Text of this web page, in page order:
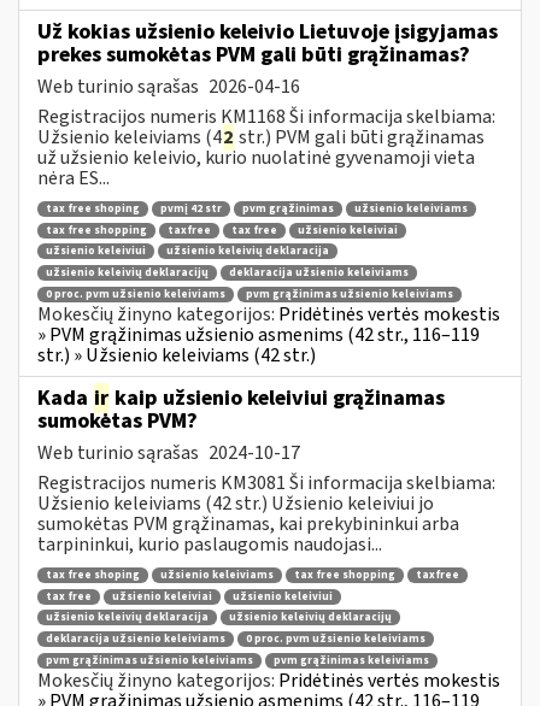
Už kokias užsienio keleivio Lietuvoje įsigyjamas
prekes sumokėtas PVM gali būti grąžinamas?
Web turinio sąrašas 2026-04-16
Registracijos numeris KM1168 Ši informacija skelbiama:
Užsienio keleiviams (42 str.) PVM gali būti grąžinamas
už užsienio keleivio, kurio nuolatinė gyvenamoji vieta
nėra ES...
tax free shoping pvmį 42 str pvm grąžinimas
užsienio keleiviams
tax free shopping
taxfree tax free
užsienio keleiviai
užsienio keleiviui
užsienio keleivių deklaracija
užsienio keleivių deklaracijų
deklaracija užsienio keleiviams
0 proc. pvm užsienio keleiviams
pvm grąžinimas užsienio keleiviams
Mokesčių žinyno kategorijos: Pridėtinės vertės mokestis
» PVM grąžinimas užsienio asmenims (42 str., 116–119
str.) » Užsienio keleiviams (42 str.)
Kada ir kaip užsienio keleiviui grąžinamas
sumokėtas PVM?
Web turinio sąrašas 2024-10-17
Registracijos numeris KM3081 Ši informacija skelbiama:
Užsienio keleiviams (42 str.) Užsienio keleiviui jo
sumokėtas PVM grąžinamas, kai prekybininkui arba
tarpininkui, kurio paslaugomis naudojasi...
tax free shoping užsienio keleiviams tax free shopping
taxfree
tax free
užsienio keleiviai
užsienio keleiviui
užsienio keleivių deklaracija
užsienio keleivių deklaracijų
deklaracija užsienio keleiviams
0 proc. pvm užsienio keleiviams
pvm grąžinimas užsienio keleiviams
pvm grąžinimas keleiviams
Mokesčių žinyno kategorijos: Pridėtinės vertės mokestis